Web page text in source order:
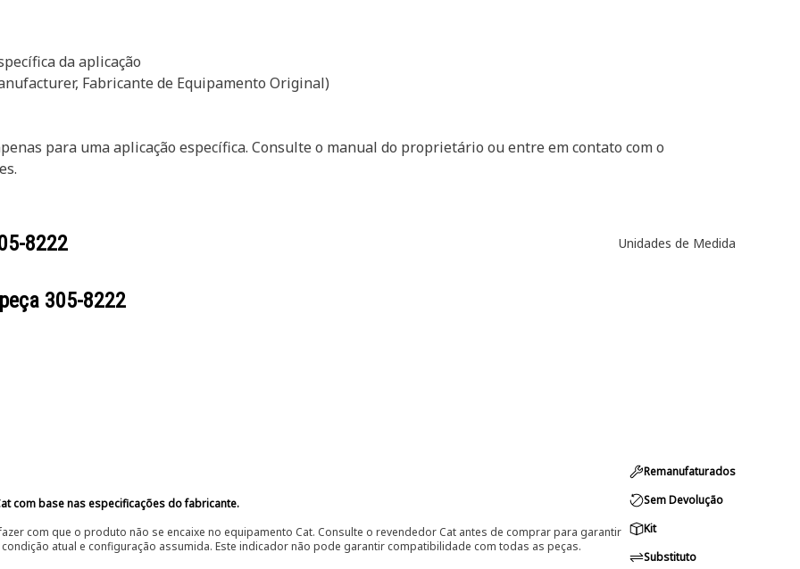
da aplicação
Fabricante de Equipamento Original)
para uma aplicação específica. Consulte o manual do proprietário ou entre em contato com o
8222 Unidades de Medida
305-8222
com base nas especificações do fabricante.
com que o produto não se encaixe no equipamento Cat. Consulte o revendedor Cat antes de comprar para garantir
atual e configuração assumida. Este indicador não pode garantir compatibilidade com todas as peças.
Remanufaturados
Sem Devolução
Kit
Substituto